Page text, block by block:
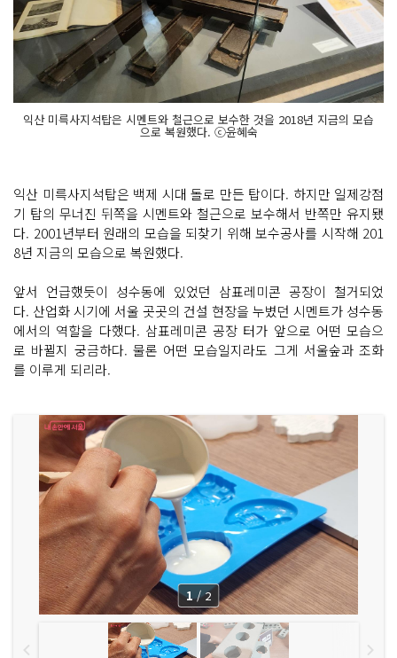
익산 미륵사지석탑은 시멘트와 철근으로 보수한 것을 2018년 지금의 모습
으로 복원했다. ⓒ윤혜숙
익산 미륵사지석탑은 백제 시대 돌로 만든 탑이다. 하지만 일제강점
기 탑의 무너진 뒤쪽을 시멘트와 철근으로 보수해서 반쪽만 유지됐
다. 2001년부터 원래의 모습을 되찾기 위해 보수공사를 시작해 201
8년 지금의 모습으로 복원했다.
앞서 언급했듯이 성수동에 있었던 삼표레미콘 공장이 철거되었
다. 산업화 시기에 서울 곳곳의 건설 현장을 누볐던 시멘트가 성수동
에서의 역할을 다했다. 삼표레미콘 공장 터가 앞으로 어떤 모습으
로 바뀔지 궁금하다. 물론 어떤 모습일지라도 그게 서울숲과 조화
를 이루게 되리라.
1 / 2